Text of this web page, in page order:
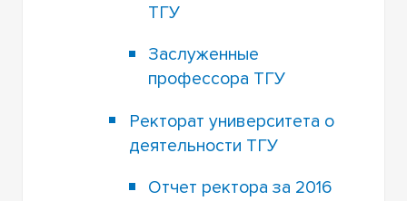
ТГУ
Заслуженные
профессора ТГУ
Ректорат университета о
деятельности ТГУ
Отчет ректора за 2016